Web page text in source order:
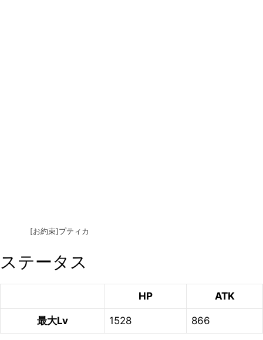
[お約束]プティカ
ステータス
HP ATK
最大Lv 1528 866